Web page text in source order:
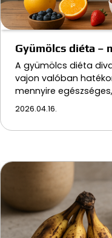
Gyümölcs diéta –
A gyümölcs diéta
vajon valóban
mennyire
2026.04.16.